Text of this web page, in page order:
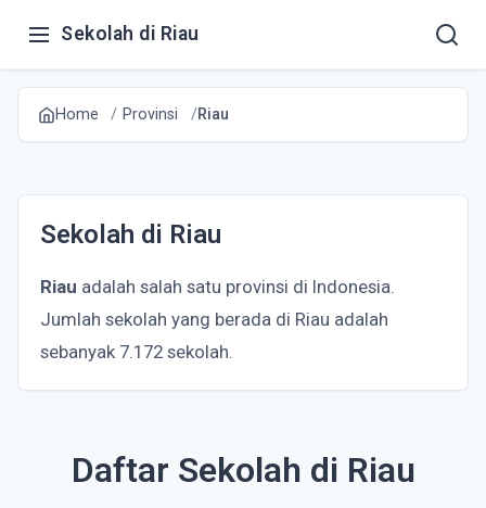
Sekolah di Riau
Home Provinsi Riau
Sekolah di Riau
Riau adalah salah satu provinsi di Indonesia.
Jumlah sekolah yang berada di Riau adalah
sebanyak 7.172 sekolah.
Daftar Sekolah di Riau